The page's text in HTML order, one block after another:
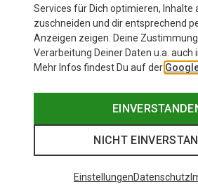
Services für Dich optimieren, Inhalte
zuschneiden und dir entsprechend
Anzeigen zeigen. Deine
Verarbeitung Deiner Daten u.a. auch
Mehr Infos findest Du auf der
NICHT
EinstellungenDatenschutz